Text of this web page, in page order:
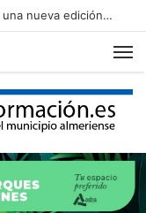
Adra ultima el dispositivo para recibir una nueva edición de The Juergas Rock Festival